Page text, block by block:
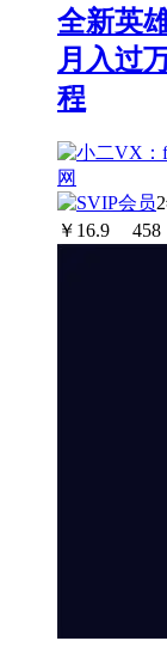
全新英
月入过
程
￥ 16.9 458